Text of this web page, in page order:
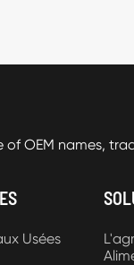
OEM names,
Usées